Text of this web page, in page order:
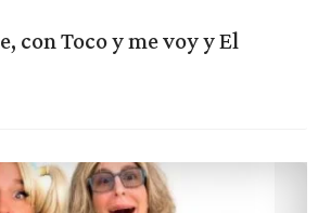
con Toco y me voy y El